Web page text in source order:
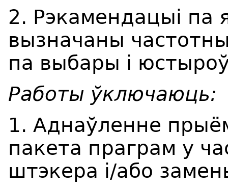
2. Рэкамендацыі па
вызначаны
па выбары і
Работы ўключаюць:
1. Аднаўленне
пакета праграм у
штэкера і/або